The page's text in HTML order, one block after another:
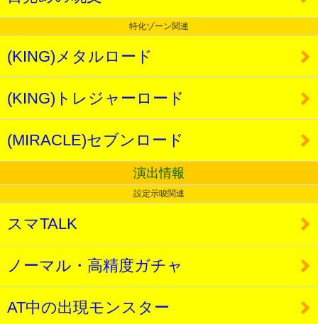
特化ゾーン関連
(KING)メタルロード
(KING)トレジャーロード
(MIRACLE)セブンロード
演出情報
設定示唆関連
スマTALK
ノーマル・高精度ガチャ
AT中の出現モンスター